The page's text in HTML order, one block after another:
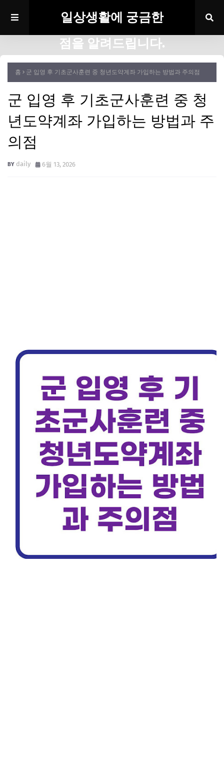
일상생활에 궁금한
점을 알려드립니다.
홈 군 입영 후 기초군사훈련 중 청년도약계좌 가입하는 방법과 주의점
군 입영 후 기초군사훈련 중 청
년도약계좌 가입하는 방법과 주
의점
daily 6월 13, 2026